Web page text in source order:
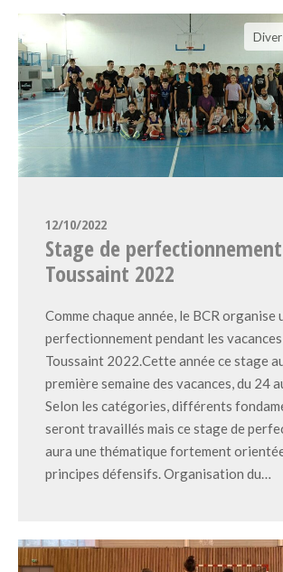
12/10/2022
Stage de perfectionnement
Toussaint 2022
Comme chaque année, le BCR organise
perfectionnement pendant les vacances
Toussaint 2022.Cette année ce stage
première semaine des vacances, du 24
Selon les catégories, différents
seront travaillés mais ce stage de
aura une thématique fortement
principes défensifs. Organisation du…